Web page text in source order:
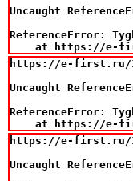
Uncaught
ReferenceError:
at https://e-
https://e-first.ru/
Uncaught
ReferenceError:
at https://e-
https://e-first.ru/
Uncaught